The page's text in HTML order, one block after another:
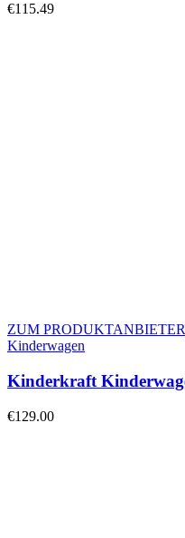
€115.49
ZUM PRODUKTANBIETER
Kinderwagen
Kinderkraft
€129.00